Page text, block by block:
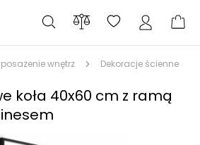
wnętrz Dekoracje ścienne
koła 40x60 cm z ramą